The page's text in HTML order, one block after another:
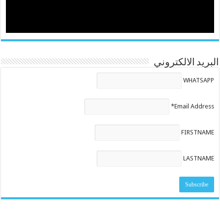
البريد الالكتروني
WHATSAPP
Email Address*
FIRSTNAME
LASTNAME